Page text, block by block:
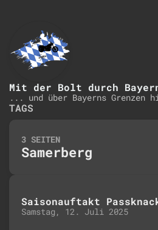
Mit der Bolt durch
... und über Bayerns Grenzen
TAGS
3 SEITEN
Samerberg
Saisonauftakt
Samstag, 12. Juli 2025